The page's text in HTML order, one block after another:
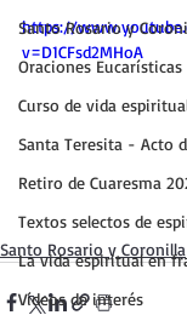
Santo Rosario y
Oraciones Eucarísticas
Curso de vida
Santa Teresita - Acto
Retiro de Cuaresma
Textos selectos de
La vida espiritual en
Vídeos de interés
https://
v=D1CFsd2MHoA
Santo Rosario y Coronilla